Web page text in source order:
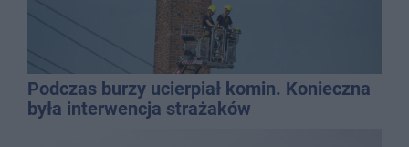
Podczas burzy ucierpiał komin. Konieczna
była interwencja strażaków